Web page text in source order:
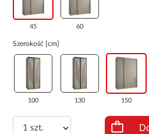
45 60
Szerokość [cm]
100 130 150